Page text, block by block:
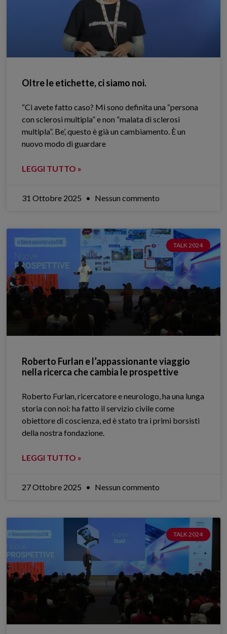
Oltre le etichette, ci siamo noi.
“Ci avete fatto caso? Mi sono definita una “persona
con sclerosi multipla” e non “malata di sclerosi
multipla”. Be’, questo è già un cambiamento. È un
nuovo modo di guardare
LEGGI TUTTO »
31 Ottobre 2025 Nessun commento
TALK 2024
Roberto Furlan e l’appassionante viaggio
nella ricerca che cambia le prospettive
Roberto Furlan, ricercatore e neurologo, ha una lunga
storia con noi: ha fatto il servizio civile come
obiettore di coscienza, ed è stato tra i primi borsisti
della nostra fondazione.
LEGGI TUTTO »
27 Ottobre 2025 Nessun commento
TALK 2024